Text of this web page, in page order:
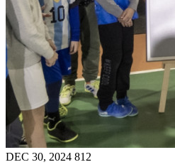
DEC 30, 2024 812